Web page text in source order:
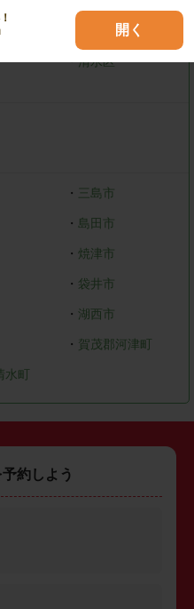
開く
・清水区
・ 三島市
・ 島田市
・焼津市
・ 袋井市
・ 湖西市
・ 賀茂郡河津町
水町
約しよう